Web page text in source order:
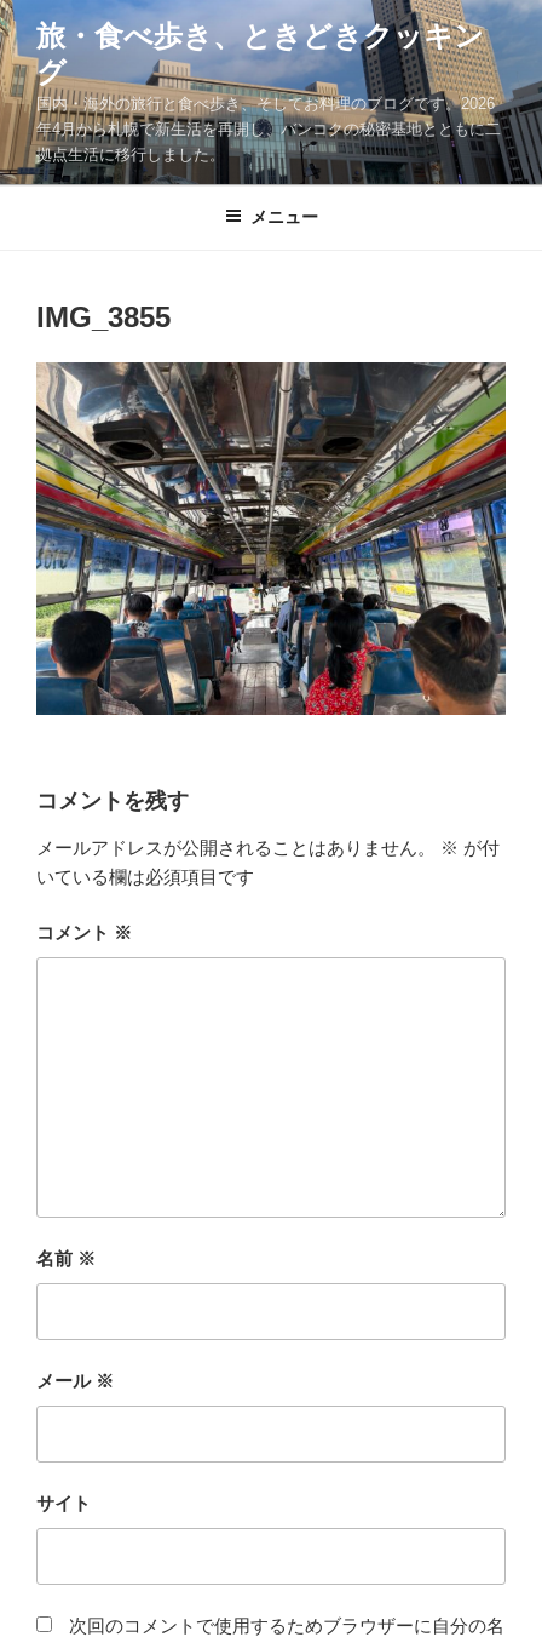
コ
ン
テ
ン
ツ
へ
ス
旅・食べ歩き、ときどきクッキン
グ
国内・海外の旅行と食べ歩き、そしてお料理のブログです。2026
年4月から札幌で新生活を再開し、バンコクの秘密基地とともに二
拠点生活に移行しました。
メニュー
IMG_3855
コメントを残す
メールアドレスが公開されることはありません。 ※ が付
いている欄は必須項目です
コメント ※
名前 ※
メール ※
サイト
次回のコメントで使用するためブラウザーに自分の名